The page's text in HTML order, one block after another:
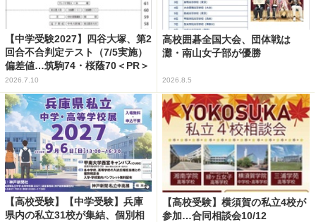
【中学受験2027】四谷大塚、第2
回合不合判定テスト（7/5実施）
偏差値…筑駒74・桜蔭70＜PR＞
2026.7.10
高校囲碁全国大会、団体戦は
灘・南山女子部が優勝
2026.8.5
【高校受験】【中学受験】兵庫
県内の私立31校が集結、個別相
【高校受験】横須賀の私立4校が
参加…合同相談会10/12